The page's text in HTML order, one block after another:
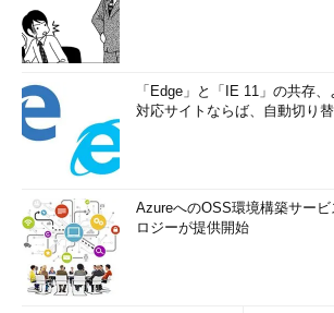
「Edge」と「IE 11」の共存
対応サイトならば、自動切り替
AzureへのOSS環境構築サー
ロジーが提供開始